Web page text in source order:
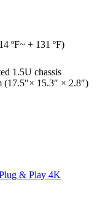
ºF~ + 131 ºF)
1.5U chassis
(17.5″× 15.3″ × 2.8″)
& Play 4K